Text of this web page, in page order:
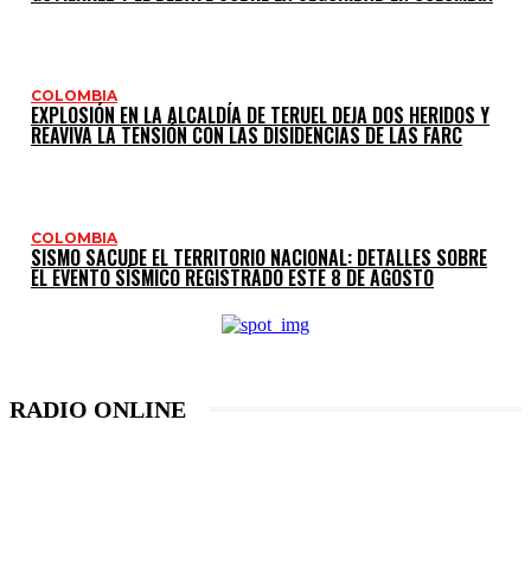
COLOMBIA
EXPLOSIÓN EN LA ALCALDÍA DE TERUEL DEJA DOS HERIDOS Y
REAVIVA LA TENSIÓN CON LAS DISIDENCIAS DE LAS FARC
COLOMBIA
SISMO SACUDE EL TERRITORIO NACIONAL: DETALLES SOBRE
EL EVENTO SÍSMICO REGISTRADO ESTE 8 DE AGOSTO
RADIO ONLINE